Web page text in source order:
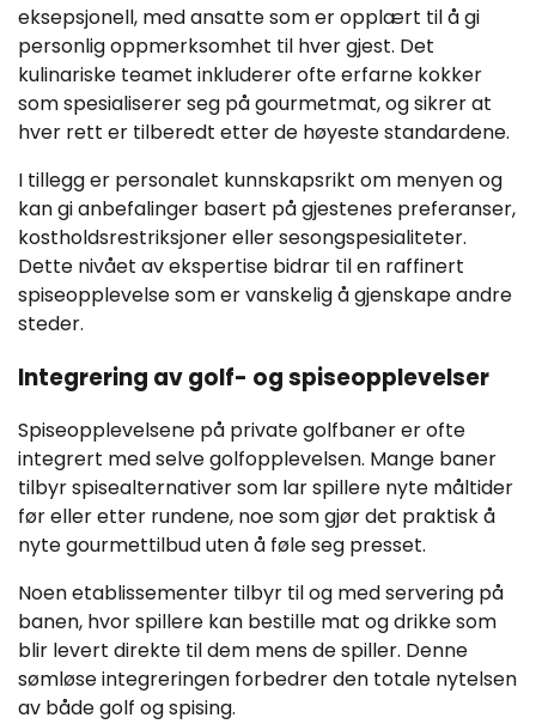
eksepsjonell, med ansatte som er opplært til å gi
personlig oppmerksomhet til hver gjest. Det
kulinariske teamet inkluderer ofte erfarne kokker
som spesialiserer seg på gourmetmat, og sikrer at
hver rett er tilberedt etter de høyeste standardene.
I tillegg er personalet kunnskapsrikt om menyen og
kan gi anbefalinger basert på gjestenes preferanser,
kostholdsrestriksjoner eller sesongspesialiteter.
Dette nivået av ekspertise bidrar til en raffinert
spiseopplevelse som er vanskelig å gjenskape andre
steder.
Integrering av golf- og spiseopplevelser
Spiseopplevelsene på private golfbaner er ofte
integrert med selve golfopplevelsen. Mange baner
tilbyr spisealternativer som lar spillere nyte måltider
før eller etter rundene, noe som gjør det praktisk å
nyte gourmettilbud uten å føle seg presset.
Noen etablissementer tilbyr til og med servering på
banen, hvor spillere kan bestille mat og drikke som
blir levert direkte til dem mens de spiller. Denne
sømløse integreringen forbedrer den totale nytelsen
av både golf og spising.